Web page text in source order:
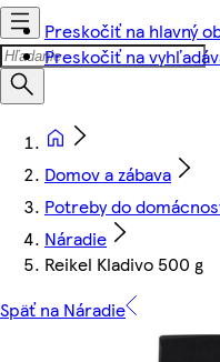
Preskočiť na hlavný
Preskočiť na
Domov a zábava
Potreby do
Náradie
Reikel Kladivo 500 g
Späť na Náradie